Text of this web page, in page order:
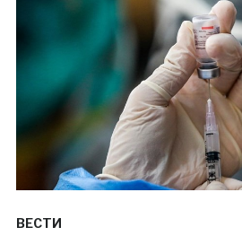
ВЕСТИ